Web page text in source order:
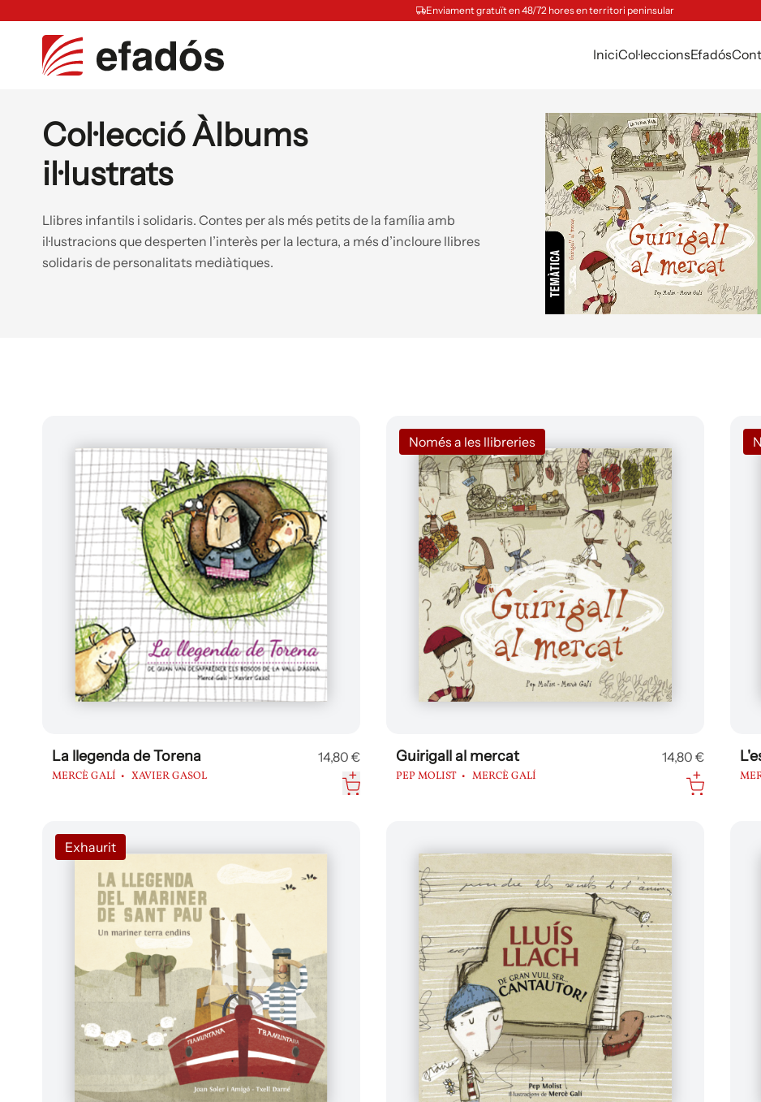
Enviament gratuït en 48/72 hores en territori peninsular
IniciCol·leccionsEfadós
Col·lecció Àlbums
il·lustrats
Llibres infantils i solidaris. Contes per als més petits de la família amb
il·lustracions que desperten l’interès per la lectura, a més d’incloure llibres
solidaris de personalitats mediàtiques.
La llegenda de Torena
MERCÈ GALÍ XAVIER GASOL
14,80 €
Només a les llibreries
Guirigall al mercat
PEP MOLIST MERCÈ GALÍ
14,80 €
Exhaurit